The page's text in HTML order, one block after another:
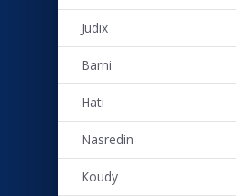
Judix
Barni
Hati
Nasredin
Koudy